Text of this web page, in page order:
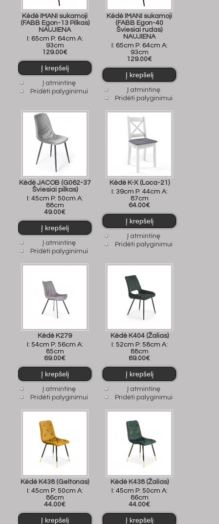
Kėdė IMANI sukamoji
(FABB Egon-13 Pilkas)
NAUJIENA
I: 65cm P: 64cm A:
93cm
129.00€
Į atmintinę
Pridėti palyginimui
Kėdė IMANI sukamoji
(FABB Egon-40
Šviesiai rudas)
NAUJIENA
I: 65cm P: 64cm A:
93cm
129.00€
Į atmintinę
Pridėti palyginimui
Kėdė JACOB (G062-37
Šviesiai pilkas)
I: 45cm P: 50cm A:
88cm
49.00€
Į atmintinę
Pridėti palyginimui
Kėdė K-X (Loca-21)
I: 39cm P: 44cm A:
87cm
64.00€
Į atmintinę
Pridėti palyginimui
Kėdė K279
I: 54cm P: 56cm A:
85cm
69.00€
Į atmintinę
Pridėti palyginimui
Kėdė K404 (Žalias)
I: 52cm P: 58cm A:
88cm
69.00€
Į atmintinę
Pridėti palyginimui
Kėdė K438 (Geltonas)
I: 45cm P: 50cm A:
86cm
44.00€
Kėdė K438 (Žalias)
I: 45cm P: 50cm A:
86cm
44.00€